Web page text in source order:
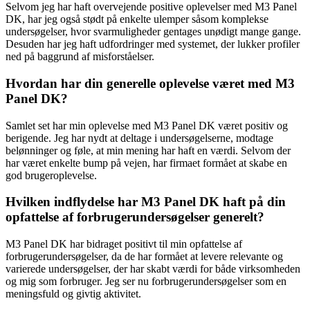
Selvom jeg har haft overvejende positive oplevelser med M3 Panel
DK, har jeg også stødt på enkelte ulemper såsom komplekse
undersøgelser, hvor svarmuligheder gentages unødigt mange gange.
Desuden har jeg haft udfordringer med systemet, der lukker profiler
ned på baggrund af misforståelser.
Hvordan har din generelle oplevelse været med M3
Panel DK?
Samlet set har min oplevelse med M3 Panel DK været positiv og
berigende. Jeg har nydt at deltage i undersøgelserne, modtage
belønninger og føle, at min mening har haft en værdi. Selvom der
har været enkelte bump på vejen, har firmaet formået at skabe en
god brugeroplevelse.
Hvilken indflydelse har M3 Panel DK haft på din
opfattelse af forbrugerundersøgelser generelt?
M3 Panel DK har bidraget positivt til min opfattelse af
forbrugerundersøgelser, da de har formået at levere relevante og
varierede undersøgelser, der har skabt værdi for både virksomheden
og mig som forbruger. Jeg ser nu forbrugerundersøgelser som en
meningsfuld og givtig aktivitet.